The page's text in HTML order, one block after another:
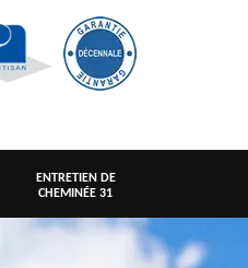
ENTRETIEN DE
CHEMINÉE 31